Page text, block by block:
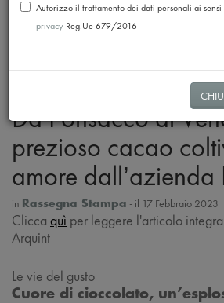
Da Ponsacco al
prezioso cacao
amore
in Rassegna Stampa - il 17 Febbraio 2023
Clicca quì per leggere l'articolo
Arquint
Le vie del gusto
Cuore di cioccolato,
Autorizzo il trattamento dei dati personali ai
privacy Reg.Ue 679/2016